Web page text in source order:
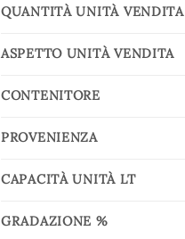
QUANTITÀ UNITÀ VENDITA
ASPETTO UNITÀ VENDITA
CONTENITORE
PROVENIENZA
CAPACITÀ UNITÀ LT
GRADAZIONE %